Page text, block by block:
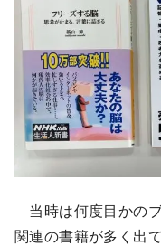
当時は何度目かの
関連の書籍が多く出